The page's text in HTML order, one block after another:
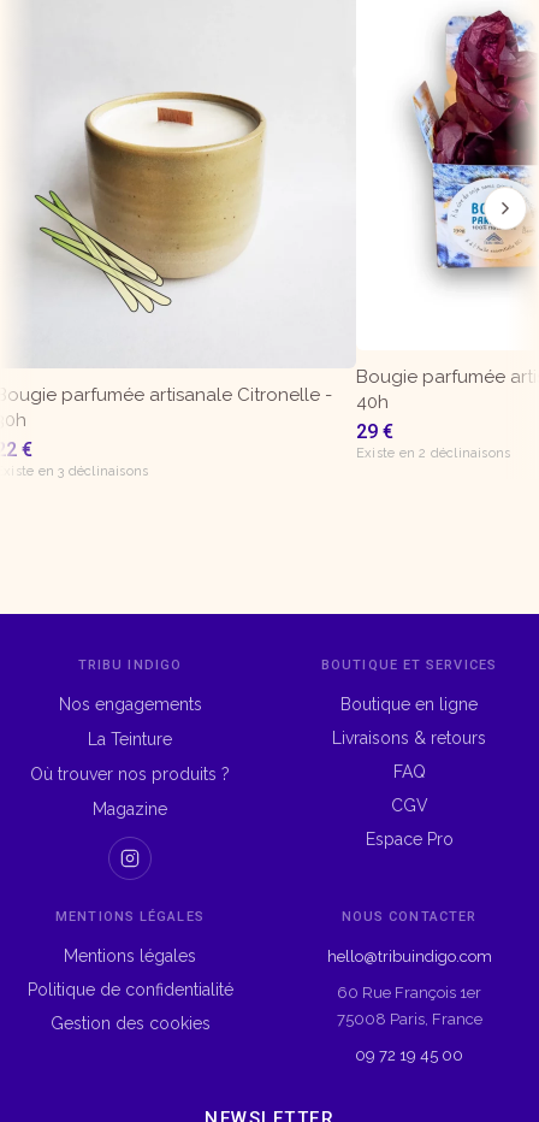
parfumée artisanale Citronelle -
€
en 3 déclinaisons
Bougie parfumée
40h
29 €
Existe en 2 déclinaisons
TRIBU INDIGO
Nos engagements
La Teinture
Où trouver nos produits ?
Magazine
BOUTIQUE ET SERVICES
Boutique en ligne
Livraisons & retours
FAQ
CGV
Espace Pro
MENTIONS LÉGALES
Mentions légales
Politique de confidentialité
Gestion des cookies
NOUS CONTACTER
hello@tribuindigo.com
60 Rue François 1er
75008 Paris, France
09 72 19 45 00